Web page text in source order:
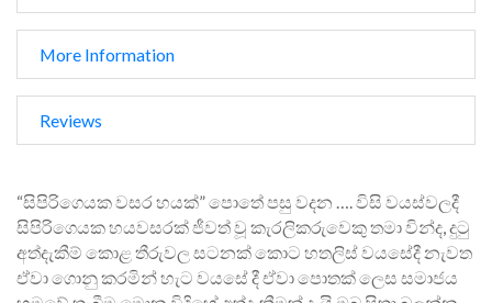
More Information
Reviews
“සිපිරිගෙයක වසර හයක්” පොතේ පසු වදන …. විසි වයස්වලදී
සිපිරිගෙයක හයවසරක් ජීවත් වූ කැරලිකරුවෙකු තමා වින්ද, දුටු
අත්දැකීම් කොළ තීරුවල සටනක් කොට හතලිස් වයසේදී නැවත
ඒවා ගොනු කරමින් හැට වයසේ දී ඒවා පොතක් ලෙස සමාජය